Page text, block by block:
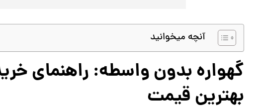
آنچه میخوانید
گهواره بدون واسطه: راهنمای
بهترین قیمت